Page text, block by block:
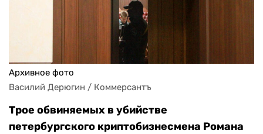
Архивное фото
Василий Дерюгин / Коммерсантъ
Трое обвиняемых в убийстве
петербургского криптобизнесмена Романа